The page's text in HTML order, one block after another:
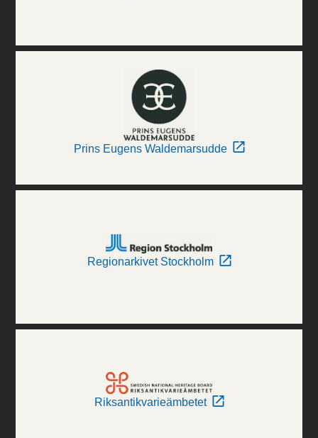
Prins Eugens Waldemarsudde
Regionarkivet Stockholm
Riksantikvarieämbetet